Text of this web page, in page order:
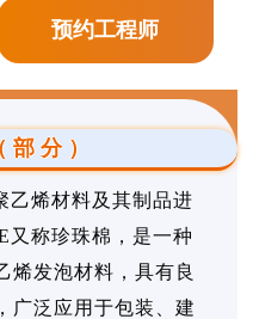
预约工程师
部分）
乙烯材料及其制品进
又称珍珠棉，是一种
烯发泡材料，具有良
广泛应用于包装、建